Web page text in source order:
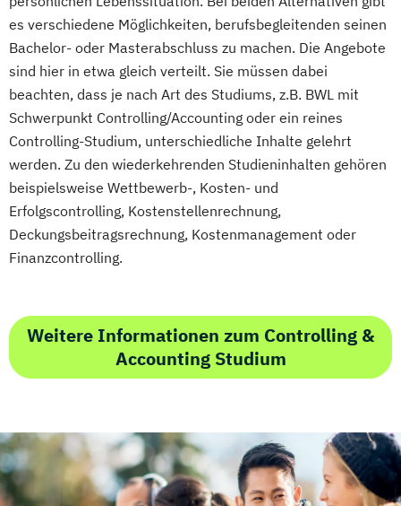
Personalpsychologie und Human Resource
Management
Pflege
Pharmamanagement und -technologie
Praxis- und Versorgungsmanagement
Prozess- und Projektmanagement
Psychologie Pädagogik
Sales Management & Strategy
Soziale Arbeit
Soziale Arbeit im Online-Abendstudium
Sozialmanagement
Therapiewissenschaften - Ergotherapie
Therapiewissenschaften - Logopädie
Therapiewissenschaften - Physiotherapie
Wirtschaftsingenieurwesen und
Maschinenbau
Wirtschaftspsychologie & Künstliche
es verschiedene Möglichkeiten, berufsbegleitenden seinen
Bachelor- oder Masterabschluss zu machen. Die Angebote
sind hier in etwa gleich verteilt. Sie müssen dabei
beachten, dass je nach Art des Studiums, z.B. BWL mit
Schwerpunkt Controlling/Accounting oder ein reines
Controlling-Studium, unterschiedliche Inhalte gelehrt
werden. Zu den wiederkehrenden Studieninhalten gehören
beispielsweise Wettbewerb-, Kosten- und
Erfolgscontrolling, Kostenstellenrechnung,
Deckungsbeitragsrechnung, Kostenmanagement oder
Finanzcontrolling.
Weitere Informationen zum Controlling &
Accounting Studium